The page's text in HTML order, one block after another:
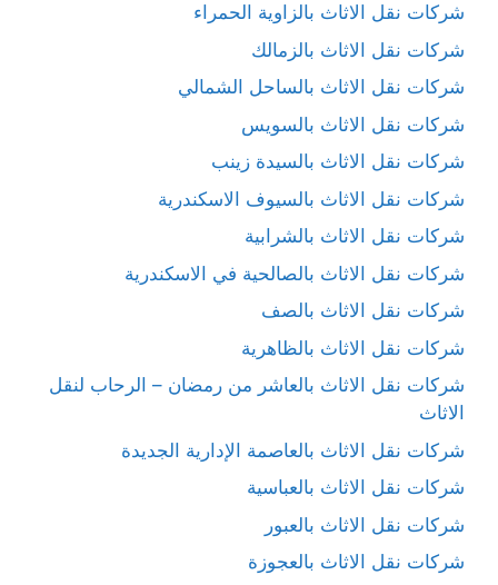
شركات نقل الاثاث بالزاوية الحمراء
شركات نقل الاثاث بالزمالك
شركات نقل الاثاث بالساحل الشمالي
شركات نقل الاثاث بالسويس
شركات نقل الاثاث بالسيدة زينب
شركات نقل الاثاث بالسيوف الاسكندرية
شركات نقل الاثاث بالشرابية
شركات نقل الاثاث بالصالحية في الاسكندرية
شركات نقل الاثاث بالصف
شركات نقل الاثاث بالظاهرية
شركات نقل الاثاث بالعاشر من رمضان – الرحاب لنقل
الاثاث
شركات نقل الاثاث بالعاصمة الإدارية الجديدة
شركات نقل الاثاث بالعباسية
شركات نقل الاثاث بالعبور
شركات نقل الاثاث بالعجوزة